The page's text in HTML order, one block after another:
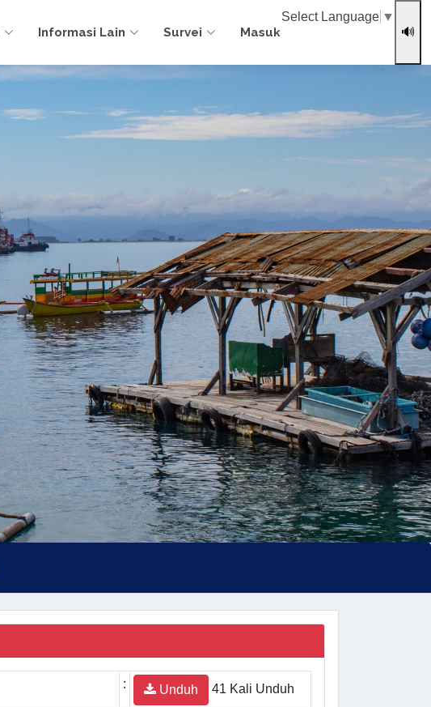
Informasi Lain Survei Masuk
Select Language ▼
🔊
: Unduh 41 Kali Unduh